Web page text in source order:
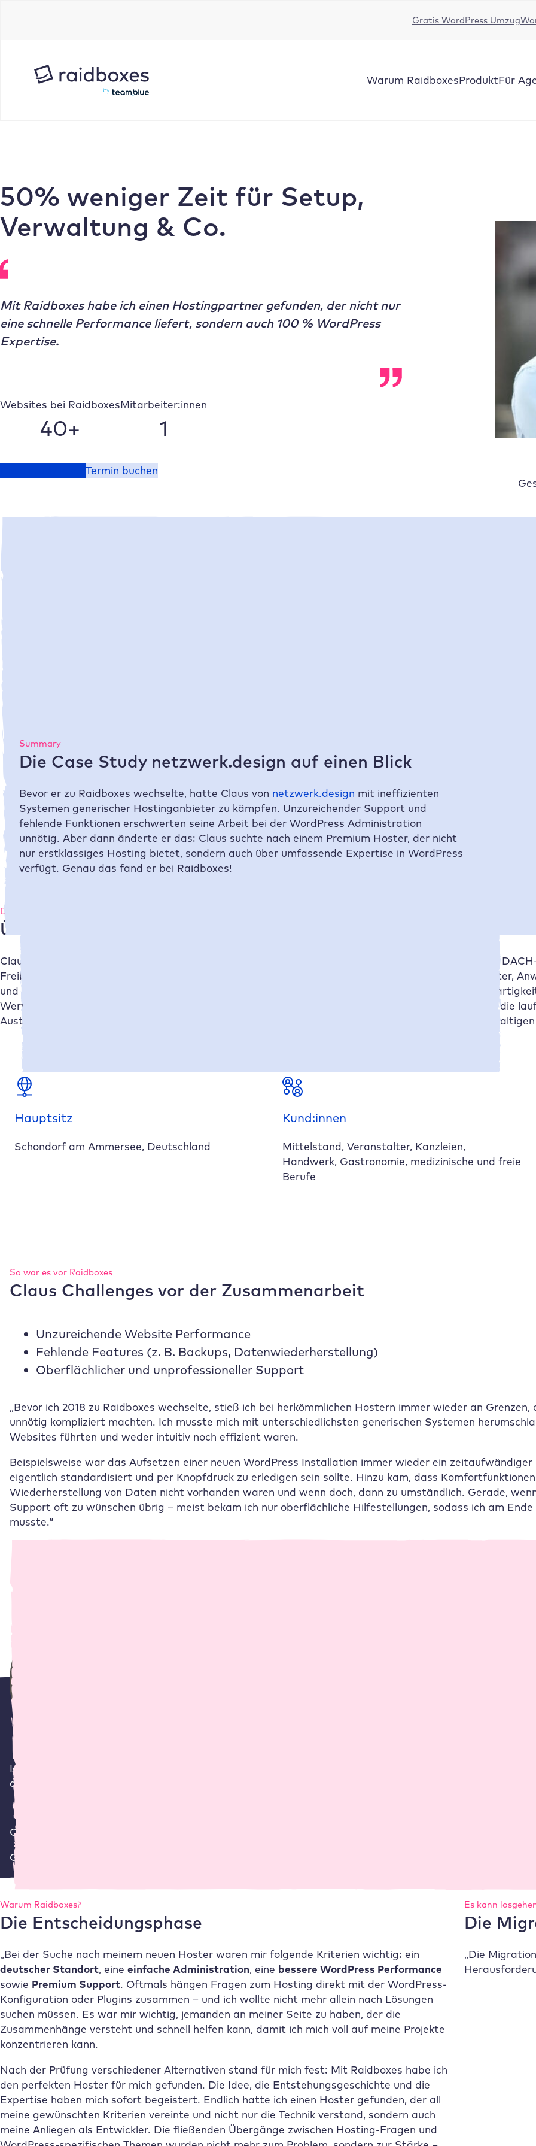
Gratis WordPress Umzug
Warum RaidboxesProduktFür
50% weniger Zeit für Setup,
Verwaltung & Co.
Mit Raidboxeshabe ich einen Hostingpartner gefunden, der nicht nur
eine schnelle Performance liefert, sondern auch 100 % WordPress
Expertise.
Websites bei Raidboxes
40+
Mitarbeiter:innen
1
Termin buchen
Summary
Die Case Study netzwerk.design auf einen Blick
Bevor er zu Raidboxes wechselte, hatte Claus von netzwerk.design mit ineffizienten
Systemen generischer Hostinganbieter zu kämpfen. Unzureichender Support und
fehlende Funktionen erschwerten seine Arbeit bei der WordPress Administration
unnötig. Aber dann änderte er das: Claus suchte nach einem Premium Hoster, der nicht
nur erstklassiges Hosting bietet, sondern auch über umfassende Expertise in WordPress
verfügt. Genau das fand er bei Raidboxes!
Das Unternehmen
Über netzwerk.design
Claus von netzwerk.design ist dein Ansprechpartner, wenn es um professionelle Webauftritte in der
Freiberuflern entwickelt er passgenaue Weblösungen für mittelständische Unternehmen, Veranstalter,
und freie Berufe. Ob Website oder Webshop, Claus sorgt dafür, dass dein Webauftritt deine
Werte widerspiegelt. Dabei bietet er dir das Gesamtpaket – von der technischen Entwicklung über die
Austausch entstehen Websites, die sowohl technisch als auch ästhetisch begeistern und zum
Hauptsitz
Schondorf am Ammersee, Deutschland
Kund:innen
Mittelstand, Veranstalter, Kanzleien,
Handwerk, Gastronomie, medizinische und freie
Berufe
So war es vor Raidboxes
Claus Challenges vor der Zusammenarbeit
Unzureichende Website Performance
Fehlende Features (z. B. Backups, Datenwiederherstellung)
Oberflächlicher und unprofessioneller Support
„Bevor ich 2018 zu Raidboxes wechselte, stieß ich bei herkömmlichen Hostern immer wieder an
unnötig kompliziert machten. Ich musste mich mit unterschiedlichsten generischen Systemen
Websites führten und weder intuitiv noch effizient waren.
Beispielsweise war das Aufsetzen einer neuen WordPress Installation immer wieder ein zeitaufwändiger
eigentlich standardisiert und per Knopfdruck zu erledigen sein sollte. Hinzu kam, dass
Wiederherstellung von Daten nicht vorhanden waren und wenn doch, dann zu umständlich. Gerade,
Support oft zu wünschen übrig – meist bekam ich nur oberflächliche Hilfestellungen, sodass ich am Ende
musste.“
Ich wünschte mir einen professionellen Hoster, der wirklich Ahnung hat – nicht nur vom Hosting, sondern
als Webentwickler in meiner täglichen Arbeit habe.
Claus Pescha
Geschäftsführer
Warum Raidboxes?
Die Entscheidungsphase
„Bei der Suche nach meinem neuen Hoster waren mir folgende Kriterien wichtig: ein
deutscher Standort, eine einfache Administration, eine bessere WordPress Performance
sowie Premium Support. Oftmals hängen Fragen zum Hosting direkt mit der WordPress-
Konfiguration oder Plugins zusammen – und ich wollte nicht mehr allein nach Lösungen
suchen müssen. Es war mir wichtig, jemanden an meiner Seite zu haben, der die
Zusammenhänge versteht und schnell helfen kann, damit ich mich voll auf meine Projekte
konzentrieren kann.
Nach der Prüfung verschiedener Alternativen stand für mich fest: Mit Raidboxes habe ich
den perfekten Hoster für mich gefunden. Die Idee, die Entstehungsgeschichte und die
Expertise haben mich sofort begeistert. Endlich hatte ich einen Hoster gefunden, der all
meine gewünschten Kriterien vereinte und nicht nur die Technik verstand, sondern auch
meine Anliegen als Entwickler. Die fließenden Übergänge zwischen Hosting-Fragen und
Es kann
Die
„Die